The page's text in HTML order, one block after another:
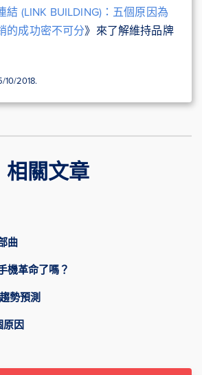
結 (LINK BUILDING)：五個原因為
的成功密不可分》來了解維持品牌
2018.
相關文章
曲
機革命了嗎？
勢預測
原因